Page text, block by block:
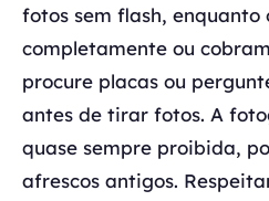
fotos sem flash, enquanto
completamente ou
procure placas ou
antes de tirar fotos. A
quase sempre proibida,
afrescos antigos.